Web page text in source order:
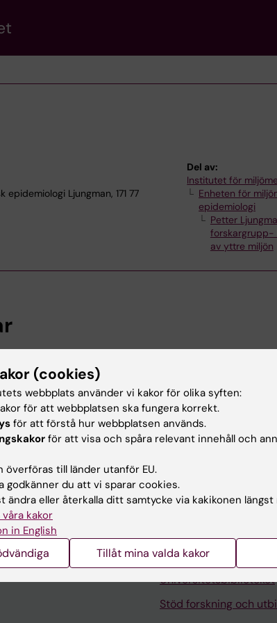
Ljungman, 171 77
Del av:
Institutet för
Enheten för
epidemiologi
Petter
forskargrupp-
av yttre miljön
utbildning
Karolinska Institutet, 2026
Kontakta och besök KI
Universitetsbiblioteket
Stöd forskning och
(cookies)
webbplats använder vi kakor för olika syften:
för att webbplatsen ska fungera korrekt.
för att förstå hur webbplatsen används.
för att visa och spåra relevant innehåll och
överföras till länder utanför EU.
godkänner du att vi sparar cookies.
ändra eller återkalla ditt samtycke via kakikonen
kakor
in English
Tillåt mina valda kakor